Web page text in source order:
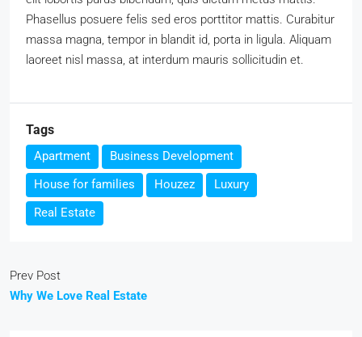
Phasellus posuere felis sed eros porttitor mattis. Curabitur
massa magna, tempor in blandit id, porta in ligula. Aliquam
laoreet nisl massa, at interdum mauris sollicitudin et.
Tags
Apartment
Business Development
House for families
Houzez
Luxury
Real Estate
Prev Post
Why We Love Real Estate